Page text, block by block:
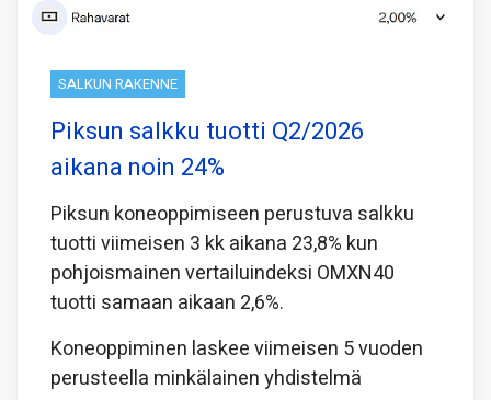
SALKUN RAKENNE
Piksun salkku tuotti Q2/2026
aikana noin 24%
Piksun koneoppimiseen perustuva salkku
tuotti viimeisen 3 kk aikana 23,8% kun
pohjoismainen vertailuindeksi OMXN40
tuotti samaan aikaan 2,6%.
Koneoppiminen laskee viimeisen 5 vuoden
perusteella minkälainen yhdistelmä